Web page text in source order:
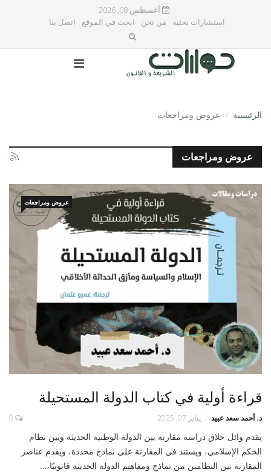
أغسطس 08, 2026
استشارات بحثية
من نحن ابحث في الموقع اتصل بنا
الرئيسية عروض ومراجعات
عروض ومراجعات
عروض ومراجعات
قراءة أولية في كتاب الدولة المستحيلة
د. أحمد سعد عبيد يناير 07, 2025 0
يقدم وائل حلاق دراسة مقارنة بين الدولة الوطنية الحديثة وبين نظام
الحكم الإسلامي، ويستند في المقارنة على نماذج محددة، ويقدم عناصر
المقارنة بين النظامين من نماذج ومفاهيم الدولة الحديثة قانونيًا،…